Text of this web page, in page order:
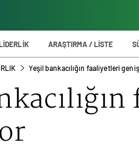
ARAŞTIRMA / LİSTE
Yeşil bankacılığın faaliyetleri